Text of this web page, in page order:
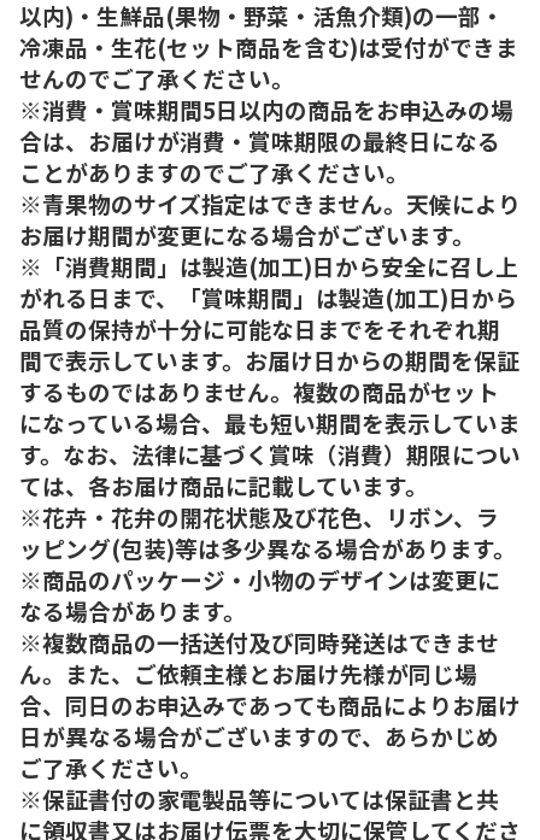
以内)・生鮮品(果物・野菜・活魚介類)の一部・
冷凍品・生花(セット商品を含む)は受付ができま
せんのでご了承ください。
※消費・賞味期間5日以内の商品をお申込みの場
合は、お届けが消費・賞味期限の最終日になる
ことがありますのでご了承ください。
※青果物のサイズ指定はできません。天候により
お届け期間が変更になる場合がございます。
※「消費期間」は製造(加工)日から安全に召し上
がれる日まで、「賞味期間」は製造(加工)日から
品質の保持が十分に可能な日までをそれぞれ期
間で表示しています。お届け日からの期間を保証
するものではありません。複数の商品がセット
になっている場合、最も短い期間を表示していま
す。なお、法律に基づく賞味（消費）期限につい
ては、各お届け商品に記載しています。
※花卉・花弁の開花状態及び花色、リボン、ラ
ッピング(包装)等は多少異なる場合があります。
※商品のパッケージ・小物のデザインは変更に
なる場合があります。
※複数商品の一括送付及び同時発送はできませ
ん。また、ご依頼主様とお届け先様が同じ場
合、同日のお申込みであっても商品によりお届け
日が異なる場合がございますので、あらかじめ
ご了承ください。
※保証書付の家電製品等については保証書と共
に領収書又はお届け伝票を大切に保管してくださ